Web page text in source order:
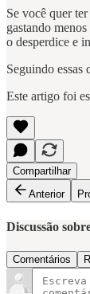
Se você quer
gastando
o desperdice e
Seguindo essas
Este artigo foi
Compartilhar
Anterior
Discussão
Comentários